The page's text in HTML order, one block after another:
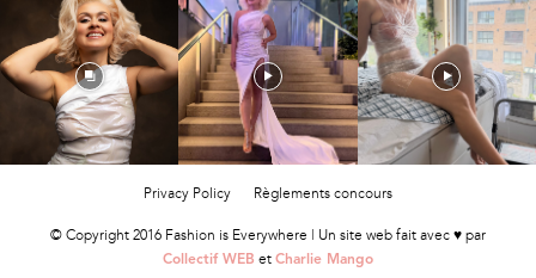
Privacy Policy Règlements concours
© Copyright 2016 Fashion is Everywhere | Un site web fait avec ♥ par
Collectif WEB et Charlie Mango